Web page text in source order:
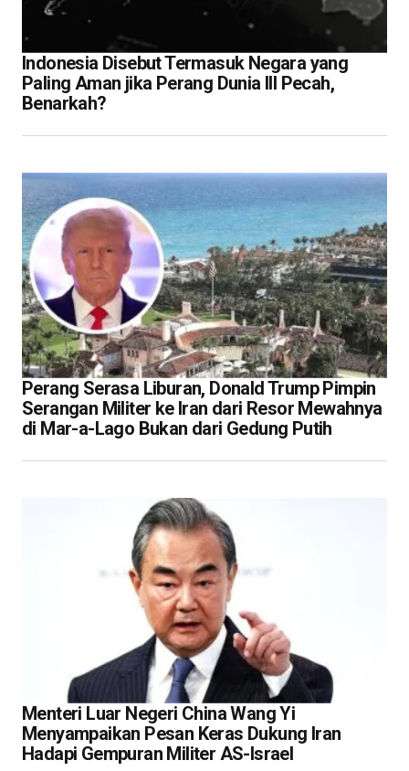
Indonesia Disebut Termasuk Negara yang
Paling Aman jika Perang Dunia III Pecah,
Benarkah?
Perang Serasa Liburan, Donald Trump Pimpin
Serangan Militer ke Iran dari Resor Mewahnya
di Mar-a-Lago Bukan dari Gedung Putih
Menteri Luar Negeri China Wang Yi
Menyampaikan Pesan Keras Dukung Iran
Hadapi Gempuran Militer AS-Israel